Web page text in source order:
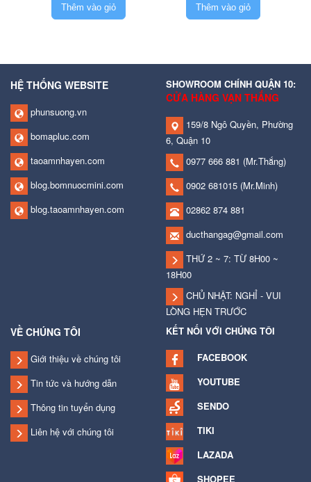
Thêm vào giỏ Thêm vào giỏ
HỆ THỐNG WEBSITE
phunsuong.vn
bomapluc.com
taoamnhayen.com
blog.bomnuocmini.com
blog.taoamnhayen.com
SHOWROOM CHÍNH QUẬN 10:
CỬA HÀNG VẠN THẮNG
159/8 Ngô Quyền, Phường
6, Quận 10
0977 666 881 (Mr.Thắng)
0902 681015 (Mr.Minh)
02862 874 881
ducthangag@gmail.com
THỨ 2 ~ 7: TỪ 8H00 ~
18H00
CHỦ NHẬT: NGHỈ - VUI
LÒNG HẸN TRƯỚC
VỀ CHÚNG TÔI
Giới thiệu về chúng tôi
Tin tức và hướng dẫn
Thông tin tuyển dụng
Liên hệ với chúng tôi
KẾT NỐI VỚI CHÚNG TÔI
FACEBOOK
YOUTUBE
SENDO
TIKI
LAZADA
SHOPEE